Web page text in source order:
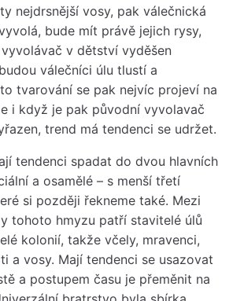
nejdrsnější vosy, pak válečnická
bude mít právě jejich rysy,
v dětství vyděšen
válečníci úlu tlustí a
tvarování se pak nejvíc projeví na
i když je pak původní vyvolavač
trend má tendenci se udržet.
tendenci spadat do dvou hlavních
a osamělé – s menší třetí
si později řekneme také. Mezi
tohoto hmyzu patří stavitelé úlů
kolonií, takže včely, mravenci,
a vosy. Mají tendenci se usazovat
a postupem času je přeměnit na